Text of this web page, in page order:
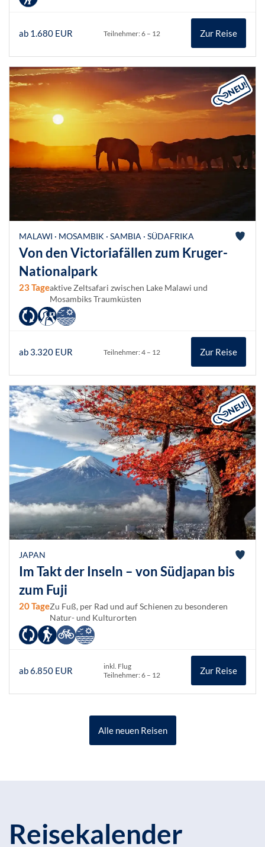
ab 1.680 EUR Teilnehmer: 6 – 12 Zur Reise
MALAWI · MOSAMBIK · SAMBIA · SÜDAFRIKA
Von den Victoriafällen zum Kruger-
Nationalpark
23 Tageaktive Zeltsafari zwischen Lake Malawi und
Mosambiks Traumküsten
ab 3.320 EUR Teilnehmer: 4 – 12 Zur Reise
JAPAN
Im Takt der Inseln – von Südjapan bis
zum Fuji
20 TageZu Fuß, per Rad und auf Schienen zu besonderen
Natur- und Kulturorten
ab 6.850 EUR
inkl. Flug
Teilnehmer: 6 – 12
Zur Reise
Alle neuen Reisen
Reisekalender